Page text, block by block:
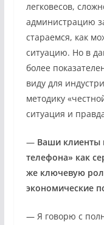
легковесов,
администрацию
стараемся, как
ситуацию. Но в
более
виду для
методику
ситуация и
— Ваши клиенты
телефона» как
же ключевую
экономические
— Я говорю с